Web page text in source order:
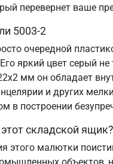
перевернет ваше
5003-2
очередной
яркий цвет серый
мм он обладает
и других
в построении
складской ящик?
этого малютки